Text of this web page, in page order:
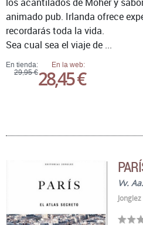
En tienda:
29,95 €
En la web:
28,45 €
animado pub. Irlanda ofrece
recordarás toda la vida.
Sea cual sea el viaje de ...
Vv. Aa.